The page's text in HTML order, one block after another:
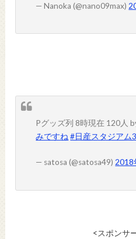
— Nanoka (@nano09max)
Pグッズ列 8時現在 120人
みですね #日産スタジアム
— satosa (@satosa49)2018
<スポンサ